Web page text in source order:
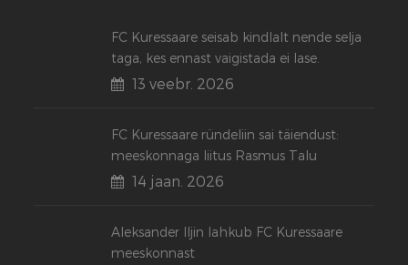
FC Kuressaare seisab kindlalt nende selja
taga, kes ennast vaigistada ei lase.
13 veebr. 2026
FC Kuressaare ründeliin sai täiendust:
meeskonnaga liitus Rasmus Talu
14 jaan. 2026
Aleksander Iljin lahkub FC Kuressaare
meeskonnast